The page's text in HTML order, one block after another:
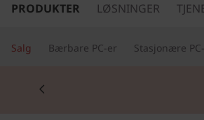
n
k
å
l
PRODUKTER LØSNINGER
Salg Bærbare PC-er Stasjonære